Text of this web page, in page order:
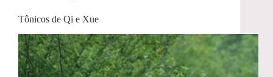
Tônicos de Qi e Xue